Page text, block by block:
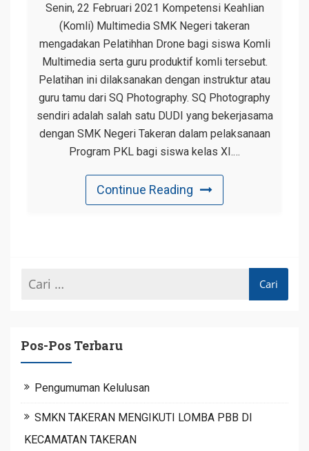
Senin, 22 Februari 2021 Kompetensi Keahlian
(Komli) Multimedia SMK Negeri takeran
mengadakan Pelatihhan Drone bagi siswa Komli
Multimedia serta guru produktif komli tersebut.
Pelatihan ini dilaksanakan dengan instruktur atau
guru tamu dari SQ Photography. SQ Photography
sendiri adalah salah satu DUDI yang bekerjasama
dengan SMK Negeri Takeran dalam pelaksanaan
Program PKL bagi siswa kelas XI.…
Continue Reading
Pos-Pos Terbaru
Pengumuman Kelulusan
SMKN TAKERAN MENGIKUTI LOMBA PBB DI
KECAMATAN TAKERAN